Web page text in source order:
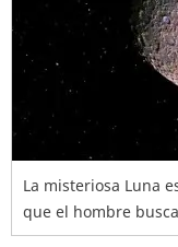
La misteriosa Luna
que el hombre